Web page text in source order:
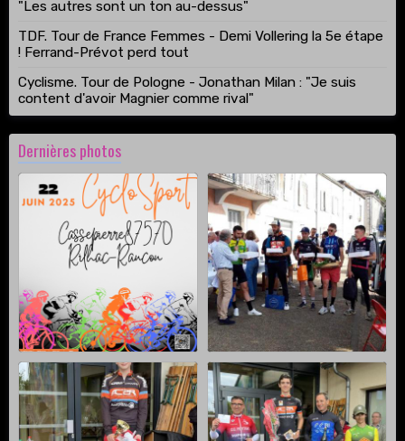
"Les autres sont un ton au-dessus"
TDF. Tour de France Femmes - Demi Vollering la 5e étape
! Ferrand-Prévot perd tout
Cyclisme. Tour de Pologne - Jonathan Milan : "Je suis
content d'avoir Magnier comme rival"
Dernières photos